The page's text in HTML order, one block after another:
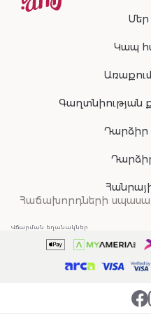
Մեր
Կապ
Գաղտնիության
Դարձիր
Հաճախորդների
Վճարման եղանակներ